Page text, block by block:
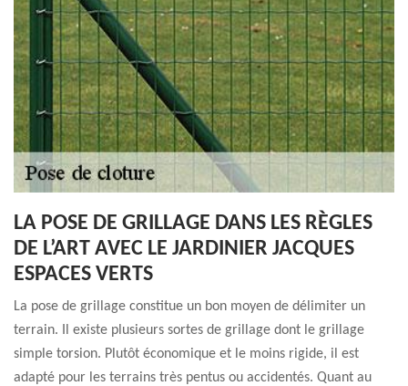
LA POSE DE GRILLAGE DANS LES RÈGLES
DE L’ART AVEC LE JARDINIER JACQUES
ESPACES VERTS
La pose de grillage constitue un bon moyen de délimiter un
terrain. Il existe plusieurs sortes de grillage dont le grillage
simple torsion. Plutôt économique et le moins rigide, il est
adapté pour les terrains très pentus ou accidentés. Quant au